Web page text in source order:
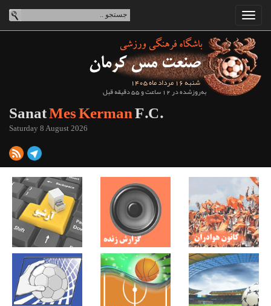
شنبه 16 مرداد ماه 1405
به‌روزشده در 12 ساعت و 55 دقیقه قبل
SanatMes KermanF.C.
Saturday 8 August 2026